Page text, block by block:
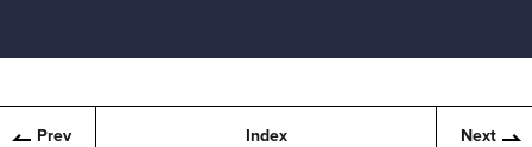
Prev Index Next